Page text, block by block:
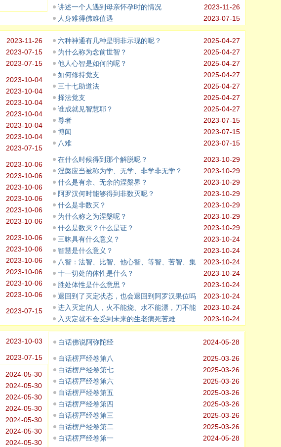
2023-11-26
讲述一个人遇到母亲怀孕时的情况
2023-07-15
人身难得佛难值遇
2023-11-26
2023-07-15
2023-07-15
2023-10-04
2023-10-04
2023-10-04
2023-10-04
2023-10-04
2023-10-04
2023-07-15
2023-10-06
2023-10-06
2023-10-06
2023-10-06
2023-10-06
2023-10-06
2023-10-06
2023-10-06
2023-10-06
2023-10-06
2023-10-06
2023-10-06
2023-07-15
2025-04-27
六种神通有几种是明非示现的呢？
2025-04-27
为什么称为念前世智？
2025-04-27
他人心智是如何的呢？
2025-04-27
如何修持觉支
2025-04-27
三十七助道法
2025-04-27
择法觉支
2025-04-27
谁成就见智慧耶？
2023-07-15
尊者
2023-07-15
博闻
2023-07-15
八难
2023-10-29
在什么时候得到那个解脱呢？
2023-10-29
涅槃应当被称为学、无学、非学非无学？
2023-10-29
什么是有余、无余的涅槃界？
2023-10-29
阿罗汉何时能够得到非数灭呢？
2023-10-29
什么是非数灭？
2023-10-29
为什么称之为涅槃呢？
2023-10-29
什么是数灭？什么是证？
2023-10-24
三昧具有什么意义？
2023-10-24
智慧是什么意义？
2023-10-24
八智：法智、比智、他心智、等智、苦智、集
2023-10-24
十一切处的体性是什么？
2023-10-24
胜处体性是什么意思？
2023-10-24
退回到了灭定状态，也会退回到阿罗汉果位吗
2023-10-24
进入灭定的人，火不能烧、水不能漂，刀不能
2023-10-24
入灭定就不会受到未来的生老病死苦难
2023-10-03
2023-07-15
2024-05-30
2024-05-30
2024-05-30
2024-05-30
2024-05-30
2024-05-30
2024-05-30
2024-05-28
白话佛说阿弥陀经
2025-03-26
白话楞严经卷第八
2025-03-26
白话楞严经卷第七
2025-03-26
白话楞严经卷第六
2025-03-26
白话楞严经卷第五
2025-03-26
白话楞严经卷第四
2025-03-26
白话楞严经卷第三
2025-03-26
白话楞严经卷第二
2024-05-28
白话楞严经卷第一